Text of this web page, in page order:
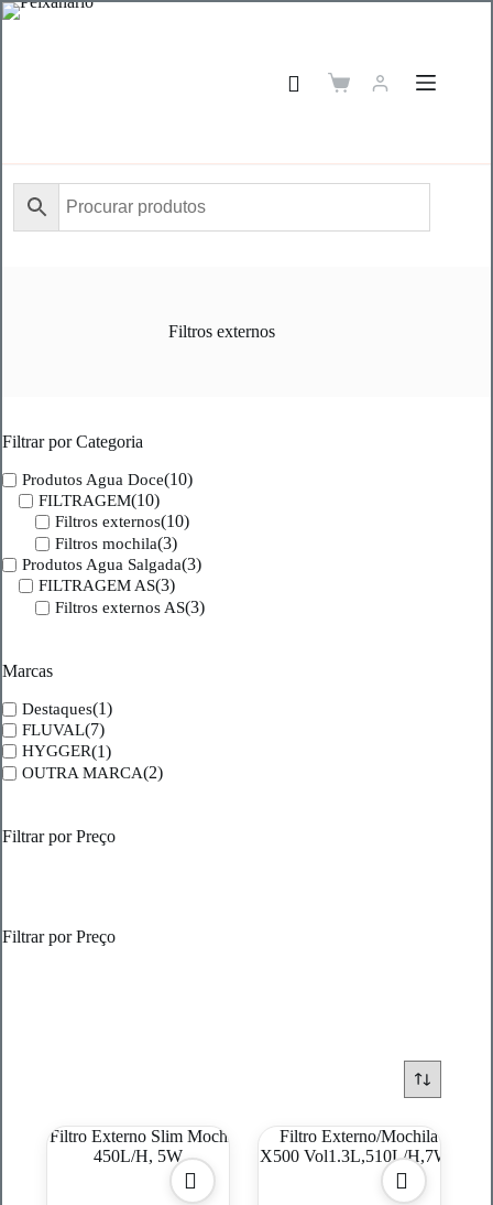
Pular
Carrinho
Filtros externos
Filtrar por Categoria
Produtos Agua Doce(10)
FILTRAGEM(10)
Filtros externos(10)
Filtros mochila(3)
Produtos Agua Salgada(3)
FILTRAGEM AS(3)
Filtros externos AS(3)
Marcas
Destaques(1)
FLUVAL(7)
HYGGER(1)
OUTRA MARCA(2)
Filtrar por Preço
Filtrar por Preço